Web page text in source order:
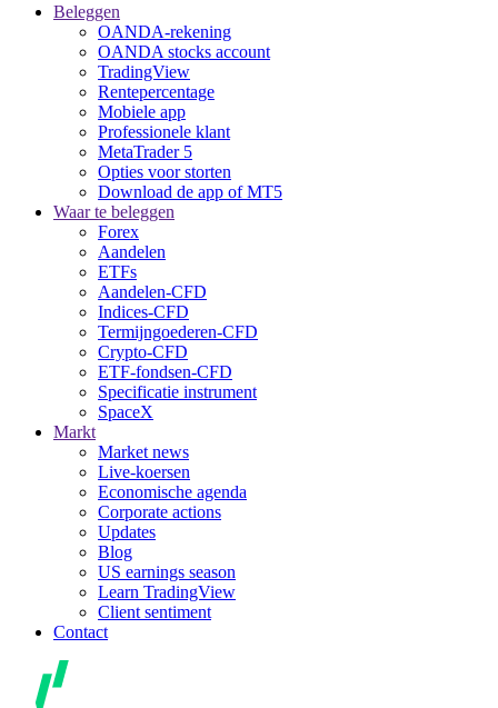
Beleggen
OANDA-rekening
OANDA stocks account
TradingView
Rentepercentage
Mobiele app
Professionele klant
MetaTrader 5
Opties voor storten
Download de app of MT5
Waar te beleggen
Forex
Aandelen
ETFs
Aandelen-CFD
Indices-CFD
Termijngoederen-CFD
Crypto-CFD
ETF-fondsen-CFD
Specificatie instrument
SpaceX
Markt
Market news
Live-koersen
Economische agenda
Corporate actions
Updates
Blog
US earnings season
Learn TradingView
Client sentiment
Contact